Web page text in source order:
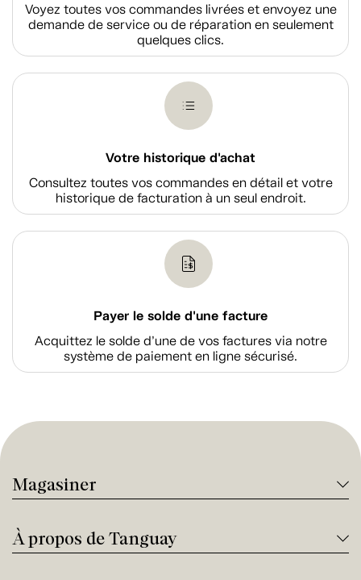
Voyez toutes vos commandes livrées et envoyez une
demande de service ou de réparation en seulement
quelques clics.
Votre historique d'achat
Consultez toutes vos commandes en détail et votre
historique de facturation à un seul endroit.
Payer le solde d'une facture
Acquittez le solde d’une de vos factures via notre
système de paiement en ligne sécurisé.
Magasiner
À propos de Tanguay